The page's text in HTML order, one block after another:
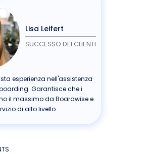
Lisa Leifert
SUCCESSO DEI CLIENTI
esperienza nell'assistenza
Garantisce che i
il massimo da Boardwise e
di alto livello.